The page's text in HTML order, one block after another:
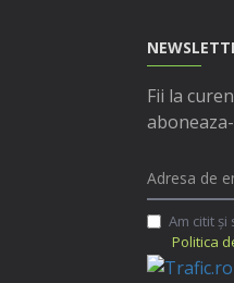
Fii la
Am citit
Politica